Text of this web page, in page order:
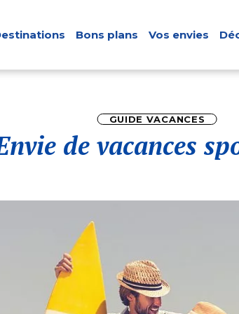
Bons plans Vos envies
GUIDE VACANCES
de vacances